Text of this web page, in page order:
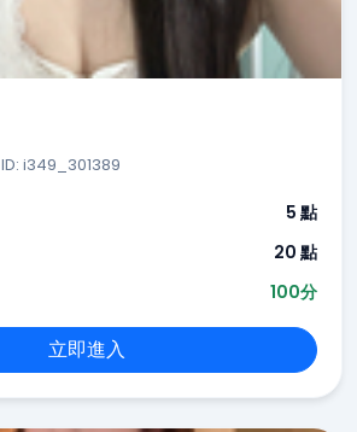
ID: i349_301389
5 點
20 點
100分
立即進入